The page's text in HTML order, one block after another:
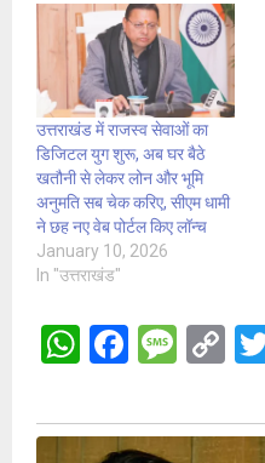
उत्तराखंड में राजस्व सेवाओं का
डिजिटल युग शुरू, अब घर बैठे
खतौनी से लेकर लोन और भूमि
अनुमति सब चेक करिए, सीएम धामी
ने छह नए वेब पोर्टल किए लॉन्च
January 10, 2026
In "उत्तराखंड"
W
at
F
ce
M
s
C
py